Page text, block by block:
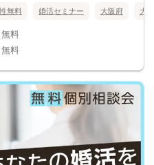
無料 婚活セミナー 大阪府 大
無料
無料